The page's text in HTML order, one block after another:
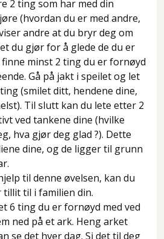
2 ting som har med din
(hvordan du er med andre,
andre at du bryr deg om
du gjør for å glede de du er
finne minst 2 ting du er fornøyd
Gå på jakt i speilet og let
(smilet ditt, hendene dine,
Til slutt kan du lete etter 2
ved tankene dine (hvilke
hva gjør deg glad ?). Dette
dine, og de ligger til grunn
til denne øvelsen, kan du
til i familien din.
6 ting du er fornøyd med ved
ned på et ark. Heng arket
se det hver dag. Si det til deg